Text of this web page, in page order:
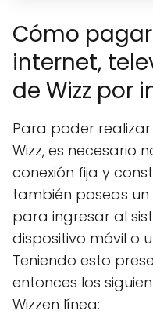
Cómo
internet,
de Wizz por
Para poder
Wizz, es necesario
conexión fija y
también poseas
para ingresar al
dispositivo móvil o
Teniendo esto
entonces los
Wizzen línea: